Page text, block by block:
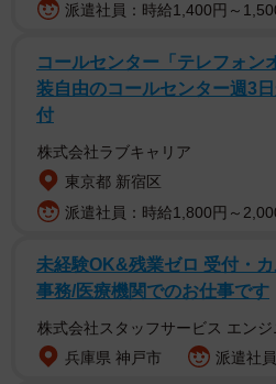
JR門司駅前にある案内看板。寅矢の眼鏡
この子が店の裏口に現れたのは
生後２ヶ月くらいでした。当時
派遣社員：時給1,400円～
コールセンター「テレフォン
装自由のコールセンター週3
付
株式会社ラブキャリア
東京都 新宿区
派遣社員：時給1,800円～
未経験OK&残業ゼロ 受付・
事務/医療機関でのお仕事です
株式会社スタッフサービス エンジ
兵庫県 神戸市
派遣社